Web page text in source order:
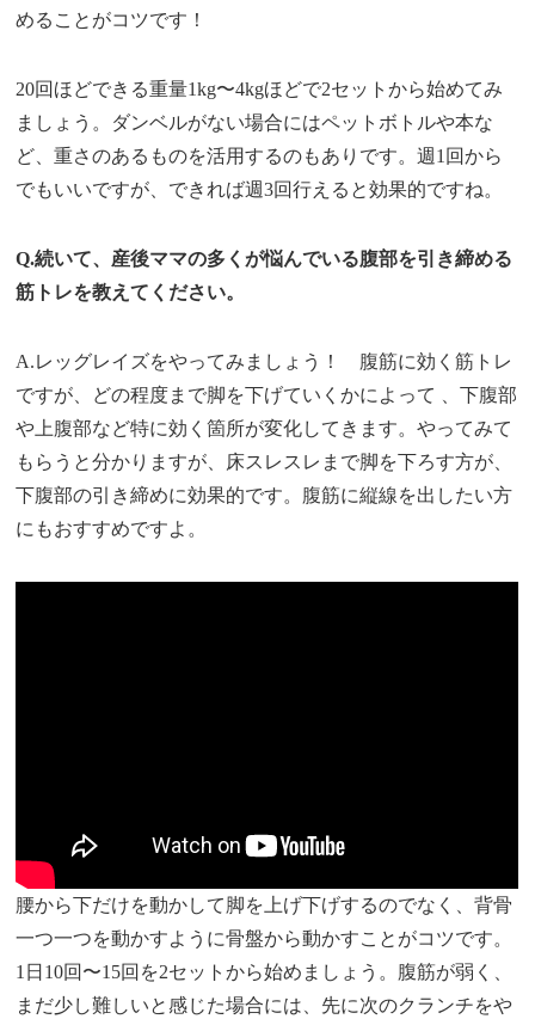
めることがコツです！
20回ほどできる重量1kg〜4kgほどで2セットから始めてみ
ましょう。ダンベルがない場合にはペットボトルや本な
ど、重さのあるものを活用するのもありです。週1回から
でもいいですが、できれば週3回行えると効果的ですね。
Q.続いて、産後ママの多くが悩んでいる腹部を引き締める
筋トレを教えてください。
A.レッグレイズをやってみましょう！ 腹筋に効く筋トレ
ですが、どの程度まで脚を下げていくかによって 、下腹部
や上腹部など特に効く箇所が変化してきます。やってみて
もらうと分かりますが、床スレスレまで脚を下ろす方が、
下腹部の引き締めに効果的です。腹筋に縦線を出したい方
にもおすすめですよ。
腰から下だけを動かして脚を上げ下げするのでなく、背骨
一つ一つを動かすように骨盤から動かすことがコツです。
1日10回〜15回を2セットから始めましょう。腹筋が弱く、
まだ少し難しいと感じた場合には、先に次のクランチをや